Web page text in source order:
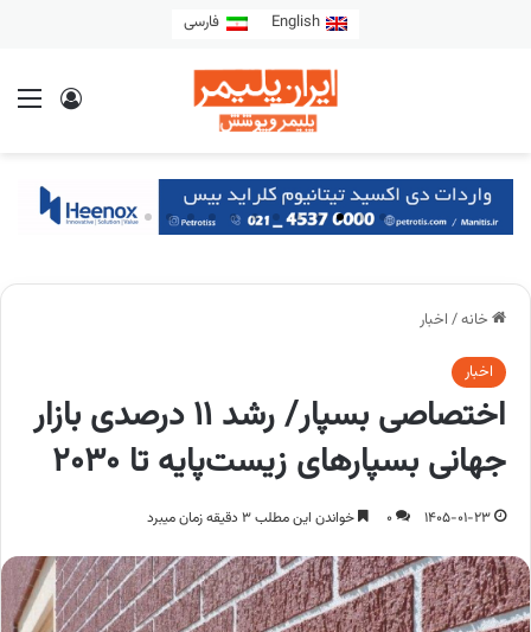
English فارسی
خانه/ اخبار
اخبار
اختصاصی بسپار/ رشد ۱۱ درصدی بازار
جهانی بسپارهای زیست‌پایه تا ۲۰۳۰
1405-01-23
0 خواندن این مطلب 3 دقیقه زمان میبرد